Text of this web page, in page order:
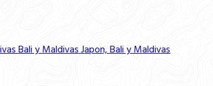
Bali y MaldivasJapon, Bali y Maldivas